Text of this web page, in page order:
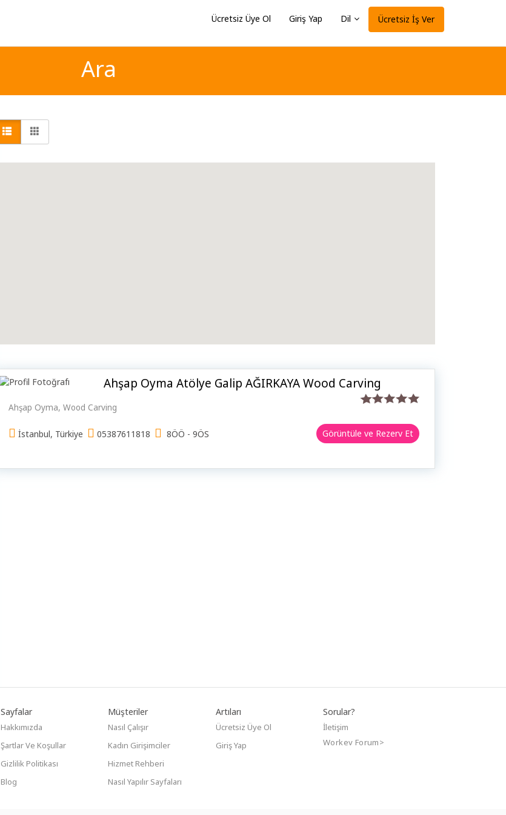
Ücretsiz Üye Ol Giriş Yap Dil Ücretsiz İş Ver
Ara
Ahşap Oyma Atölye Galip AĞIRKAYA Wood Carving
Ahşap Oyma, Wood Carving
İstanbul, Türkiye 05387611818 8ÖÖ - 9ÖS Görüntüle ve Rezerv Et
Sayfalar
Hakkımızda
Şartlar Ve Koşullar
Gizlilik Politikası
Blog
Müşteriler
Nasıl Çalışır
Kadın Girişimciler
Hizmet Rehberi
Nasıl Yapılır Sayfaları
Artıları
Ücretsiz Üye Ol
Giriş Yap
Sorular?
İletişim
Workev Forum>